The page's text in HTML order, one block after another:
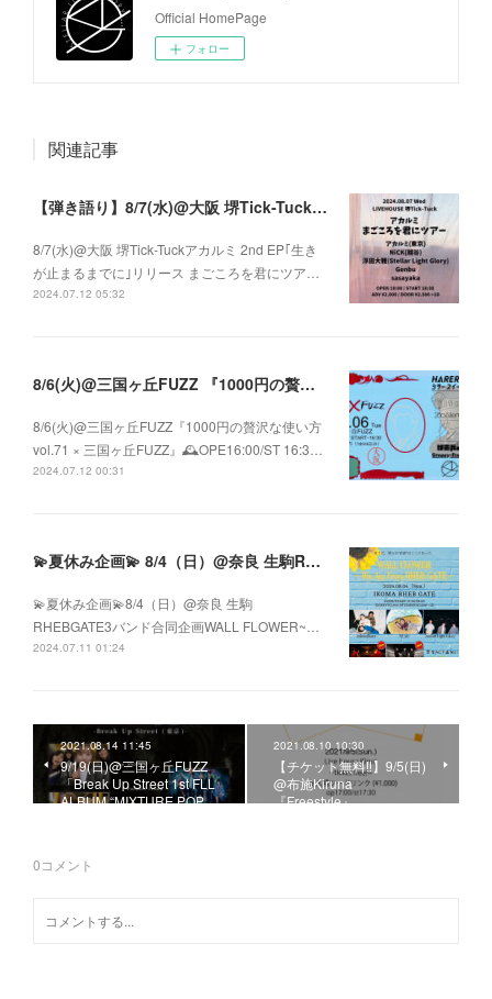
Official HomePage
フォロー
関連記事
【弾き語り】8/7(水)@大阪 堺Tick-Tuck アカルミ 2nd EP｢生きが止まるまでに｣ リリース まごころを君にツアー
8/7(水)@大阪 堺Tick-Tuckアカルミ 2nd EP｢生き
が止まるまでに｣リリース まごころを君にツア…
2024.07.12 05:32
8/6(火)@三国ヶ丘FUZZ 『1000円の贅沢な使い方 vol.71 × 三国ヶ丘FUZZ』
8/6(火)@三国ヶ丘FUZZ『1000円の贅沢な使い方
vol.71 × 三国ヶ丘FUZZ』🕰️OPE16:00/ST 16:3…
2024.07.12 00:31
💫夏休み企画💫 8/4（日）@奈良 生駒RHEBGATE 3バンド合同企画 WALL FLOWER ~We Are From RHEB GATE~
💫夏休み企画💫8/4（日）@奈良 生駒
RHEBGATE3バンド合同企画WALL FLOWER~…
2024.07.11 01:24
2021.08.14 11:45
9/19(日)@三国ヶ丘FUZZ
「Break Up Street 1st FLL
ALBUM “MIXTURE POP…
2021.08.10 10:30
【チケット無料‼️】9/5(日)
@布施Kiruna
『Freestyle』
0コメント